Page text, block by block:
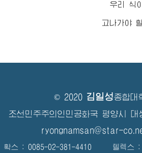
우리 식
고나가야
© 2020 김일성종합대
조선민주주의인민공화국 평양시 대
ryongnamsan@star-
확스 : 0085-02-381-4410 텔렉스 :